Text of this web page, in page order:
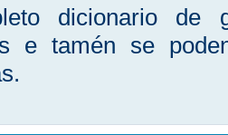
dicionario de
e tamén se